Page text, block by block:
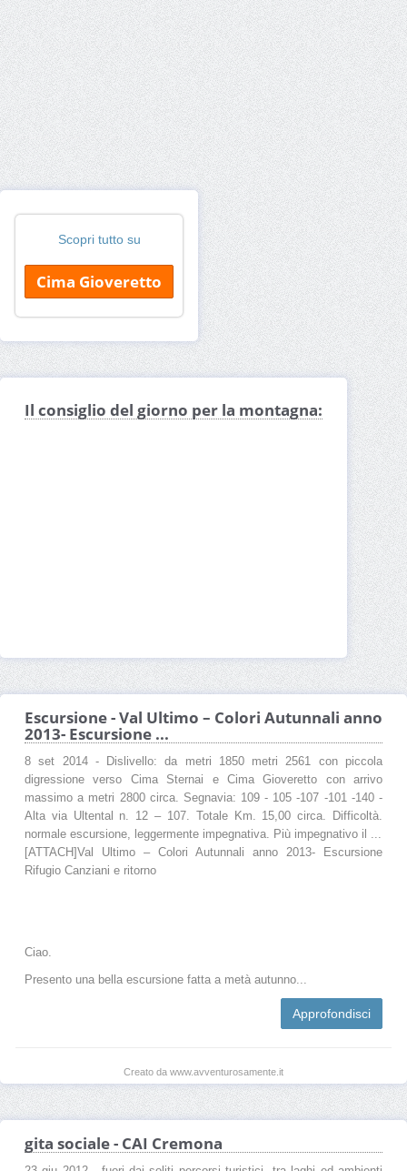
Scopri tutto su
Cima Gioveretto
Il consiglio del giorno per la montagna:
Escursione - Val Ultimo – Colori Autunnali anno
2013- Escursione ...
8 set 2014 - Dislivello: da metri 1850 metri 2561 con piccola
digressione verso Cima Sternai e Cima Gioveretto con arrivo
massimo a metri 2800 circa. Segnavia: 109 - 105 -107 -101 -140 -
Alta via Ultental n. 12 – 107. Totale Km. 15,00 circa. Difficoltà.
normale escursione, leggermente impegnativa. Più impegnativo il ...
[ATTACH]Val Ultimo – Colori Autunnali anno 2013- Escursione
Rifugio Canziani e ritorno
Ciao.
Presento una bella escursione fatta a metà autunno...
Approfondisci
Creato da www.avventurosamente.it
gita sociale - CAI Cremona